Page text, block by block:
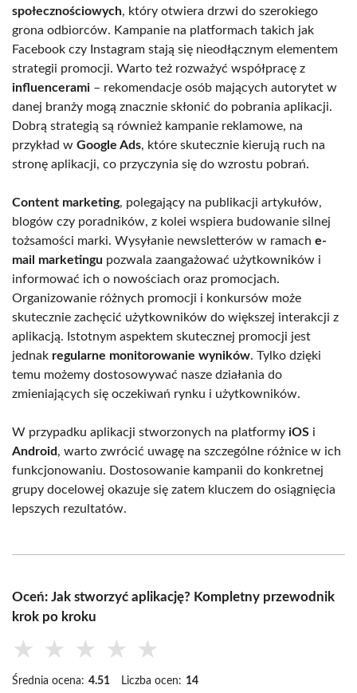
społecznościowych, który otwiera drzwi do szerokiego
grona odbiorców. Kampanie na platformach takich jak
Facebook czy Instagram stają się nieodłącznym elementem
strategii promocji. Warto też rozważyć współpracę z
influencerami – rekomendacje osób mających autorytet w
danej branży mogą znacznie skłonić do pobrania aplikacji.
Dobrą strategią są również kampanie reklamowe, na
przykład w Google Ads, które skutecznie kierują ruch na
stronę aplikacji, co przyczynia się do wzrostu pobrań.
Content marketing, polegający na publikacji artykułów,
blogów czy poradników, z kolei wspiera budowanie silnej
tożsamości marki. Wysyłanie newsletterów w ramach e-
mail marketingu pozwala zaangażować użytkowników i
informować ich o nowościach oraz promocjach.
Organizowanie różnych promocji i konkursów może
skutecznie zachęcić użytkowników do większej interakcji z
aplikacją. Istotnym aspektem skutecznej promocji jest
jednak regularne monitorowanie wyników. Tylko dzięki
temu możemy dostosowywać nasze działania do
zmieniających się oczekiwań rynku i użytkowników.
W przypadku aplikacji stworzonych na platformy iOS i
Android, warto zwrócić uwagę na szczególne różnice w ich
funkcjonowaniu. Dostosowanie kampanii do konkretnej
grupy docelowej okazuje się zatem kluczem do osiągnięcia
lepszych rezultatów.
Oceń: Jak stworzyć aplikację? Kompletny przewodnik
krok po kroku
★ ★ ★ ★ ★
Średnia ocena: 4.51 Liczba ocen: 14